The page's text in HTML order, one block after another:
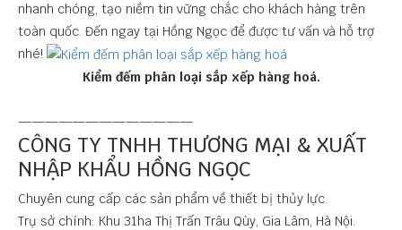
nhanh chóng, tạo niềm tin vững chắc cho khách hàng trên
toàn quốc. Đến ngay tại Hồng Ngọc để được tư vấn và hỗ trợ
nhé!
Kiểm đếm phân loại sắp xếp hàng hoá.
—————————————
CÔNG TY TNHH THƯƠNG MẠI & XUẤT
NHẬP KHẨU HỒNG NGỌC
Chuyên cung cấp các sản phẩm về thiết bị thủy lực.
Trụ sở chính: Khu 31ha Thị Trấn Trâu Qùy, Gia Lâm, Hà Nội.